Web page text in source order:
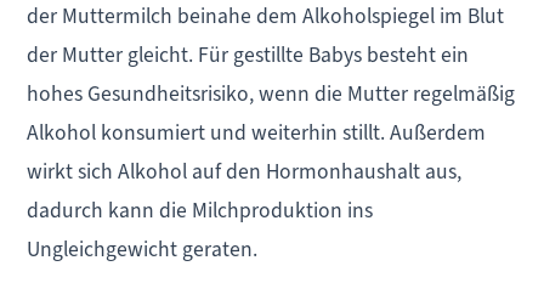
der Muttermilch beinahe dem Alkoholspiegel im Blut
der Mutter gleicht. Für gestillte Babys besteht ein
hohes Gesundheitsrisiko, wenn die Mutter regelmäßig
Alkohol konsumiert und weiterhin stillt. Außerdem
wirkt sich Alkohol auf den Hormonhaushalt aus,
dadurch kann die Milchproduktion ins
Ungleichgewicht geraten.